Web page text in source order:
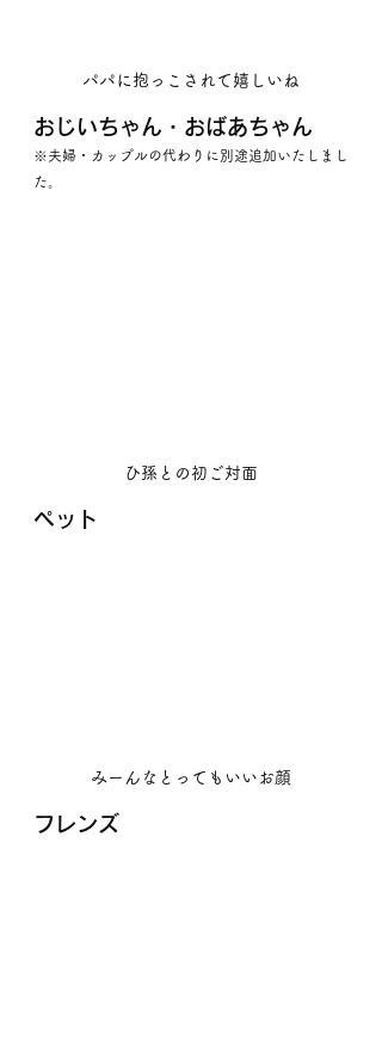
パパに抱っこされて嬉しいね
おじいちゃん・おばあちゃん
※夫婦・カップルの代わりに別途追加いたしまし
た。
ひ孫との初ご対面
ペット
みーんなとってもいいお顔
フレンズ